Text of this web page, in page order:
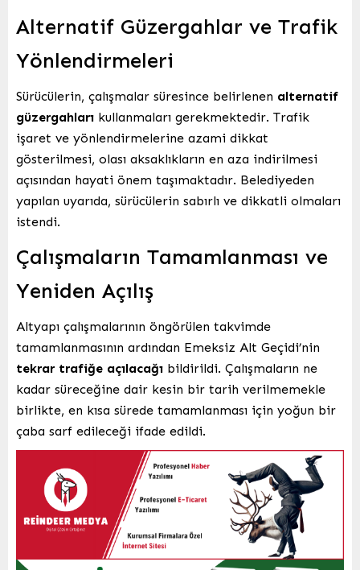
Alternatif Güzergahlar ve Trafik
Yönlendirmeleri
Sürücülerin, çalışmalar süresince belirlenen alternatif
güzergahları kullanmaları gerekmektedir. Trafik
işaret ve yönlendirmelerine azami dikkat
gösterilmesi, olası aksaklıkların en aza indirilmesi
açısından hayati önem taşımaktadır. Belediyeden
yapılan uyarıda, sürücülerin sabırlı ve dikkatli olmaları
istendi.
Çalışmaların Tamamlanması ve
Yeniden Açılış
Altyapı çalışmalarının öngörülen takvimde
tamamlanmasının ardından Emeksiz Alt Geçidi’nin
tekrar trafiğe açılacağı bildirildi. Çalışmaların ne
kadar süreceğine dair kesin bir tarih verilmemekle
birlikte, en kısa sürede tamamlanması için yoğun bir
çaba sarf edileceği ifade edildi.